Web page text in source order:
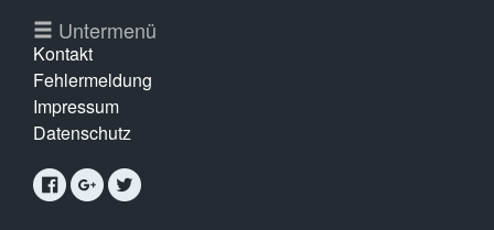
Untermenü
Kontakt
Fehlermeldung
Impressum
Datenschutz